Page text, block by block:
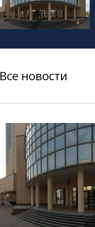
Все новости